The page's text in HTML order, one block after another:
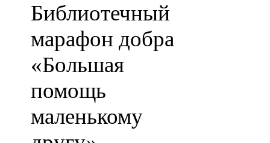
Библиотечный
марафон добра
«Большая
помощь
маленькому